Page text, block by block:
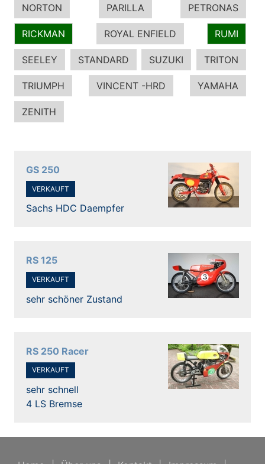
NORTON PARILLA PETRONAS
RICKMAN ROYAL ENFIELD RUMI
SEELEY STANDARD SUZUKI TRITON
TRIUMPH VINCENT -HRD YAMAHA
ZENITH
GS 250
VERKAUFT
Sachs HDC Daempfer
RS 125
VERKAUFT
sehr schöner Zustand
RS 250 Racer
VERKAUFT
sehr schnell
4 LS Bremse